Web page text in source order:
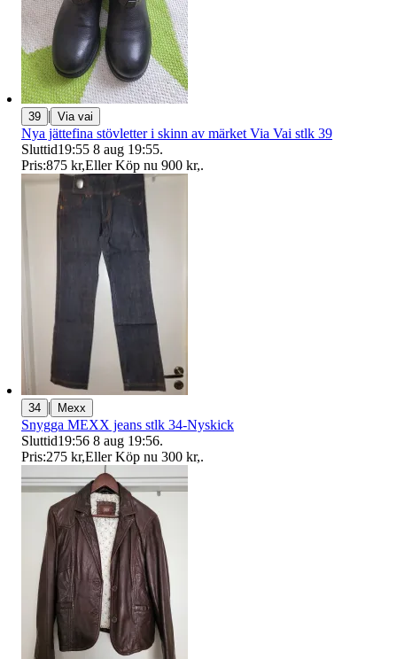
39 | Via vai
Nya jättefina stövletter i skinn av märket Via Vai stlk 39
Sluttid19:55 8 aug 19:55.
Pris:875 kr,Eller Köp nu 900 kr,.
34 | Mexx
Snygga MEXX jeans stlk 34-Nyskick
Sluttid19:56 8 aug 19:56.
Pris:275 kr,Eller Köp nu 300 kr,.